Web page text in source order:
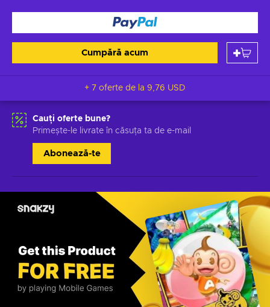
Cumpără acum
+ 7 oferte de la 9,76 USD
Cauți oferte bune?
Primește-le livrate în căsuța ta de e-mail
Abonează-te